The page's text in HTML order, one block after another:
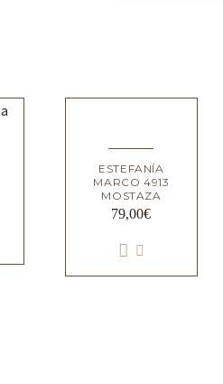
ESTEFANÍA
MARCO 4913
MOSTAZA
79,00€